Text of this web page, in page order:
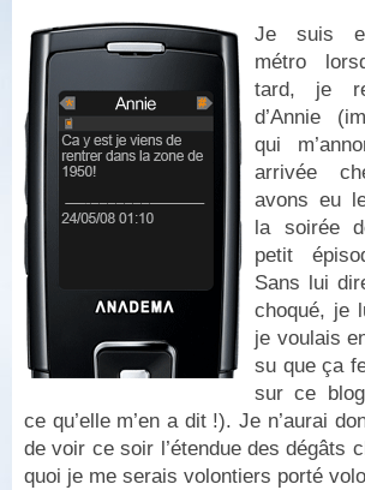
Je suis
métro
tard, je
d’Annie
qui
arrivée
avons eu
la soirée
petit
Sans lui
choqué, je
je voulais
su que ça
sur ce
ce qu’elle m’en a dit !). Je n’aurai
de voir ce soir l’étendue des dégâts
quoi je me serais volontiers porté